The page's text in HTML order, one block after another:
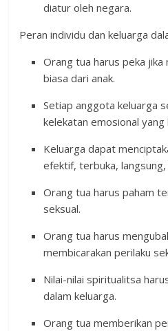
diatur oleh negara.
Peran individu dan keluarga
Orang tua harus peka
biasa dari anak.
Setiap anggota keluarga
kelekatan emosional yang
Keluarga dapat
efektif, terbuka,
Orang tua harus paham
seksual.
Orang tua harus
membicarakan perilaku
Nilai-nilai spiritualitsa
dalam keluarga.
Orang tua memberikan